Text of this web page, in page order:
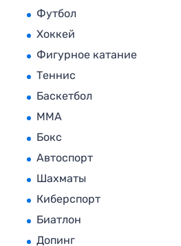
Футбол
Хоккей
Фигурное катание
Теннис
Баскетбол
MMA
Бокс
Автоспорт
Шахматы
Киберспорт
Биатлон
Допинг